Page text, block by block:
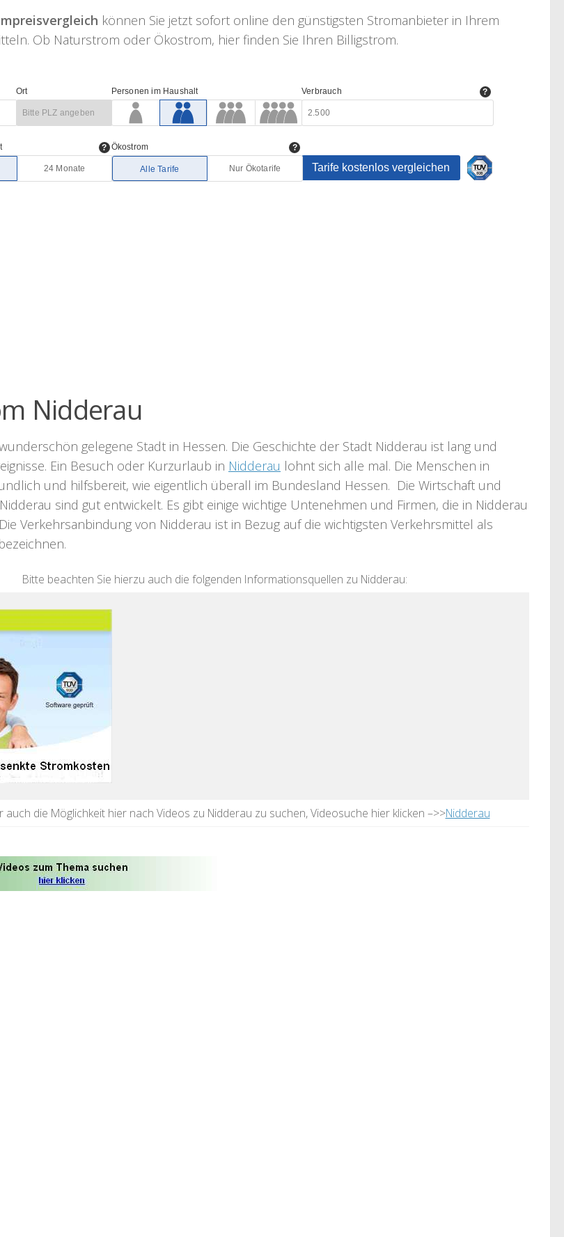
können Sie jetzt sofort online den günstigsten Stromanbieter in Ihrem
Ob Naturstrom oder Ökostrom, hier finden Sie Ihren Billigstrom.
Nidderau
gelegene Stadt in Hessen. Die Geschichte der Stadt Nidderau ist lang und
Ein Besuch oder Kurzurlaub in Nidderau lohnt sich alle mal. Die Menschen in
und hilfsbereit, wie eigentlich überall im Bundesland Hessen. Die Wirtschaft und
sind gut entwickelt. Es gibt einige wichtige Untenehmen und Firmen, die in Nidderau
Verkehrsanbindung von Nidderau ist in Bezug auf die wichtigsten Verkehrsmittel als
Bitte beachten Sie hierzu auch die folgenden Informationsquellen zu Nidderau:
auch die Möglichkeit hier nach Videos zu Nidderau zu suchen, Videosuche hier klicken –>>Nidderau